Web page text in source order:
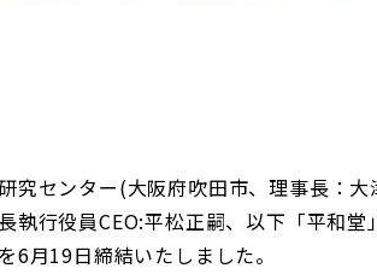
究センター(大阪府吹田市、理事長：
執⾏役員CEO:平松正嗣、以下「平和
6月19日締結いたしました。